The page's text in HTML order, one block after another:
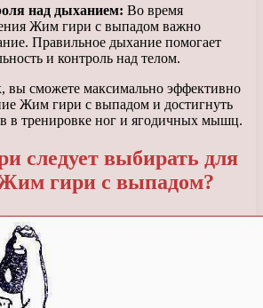
над дыханием: Во время
Жим гири с выпадом важно
Правильное дыхание помогает
и контроль над телом.
вы сможете максимально эффективно
Жим гири с выпадом и достигнуть
в тренировке ног и ягодичных мышц.
следует выбирать для
гири с выпадом?